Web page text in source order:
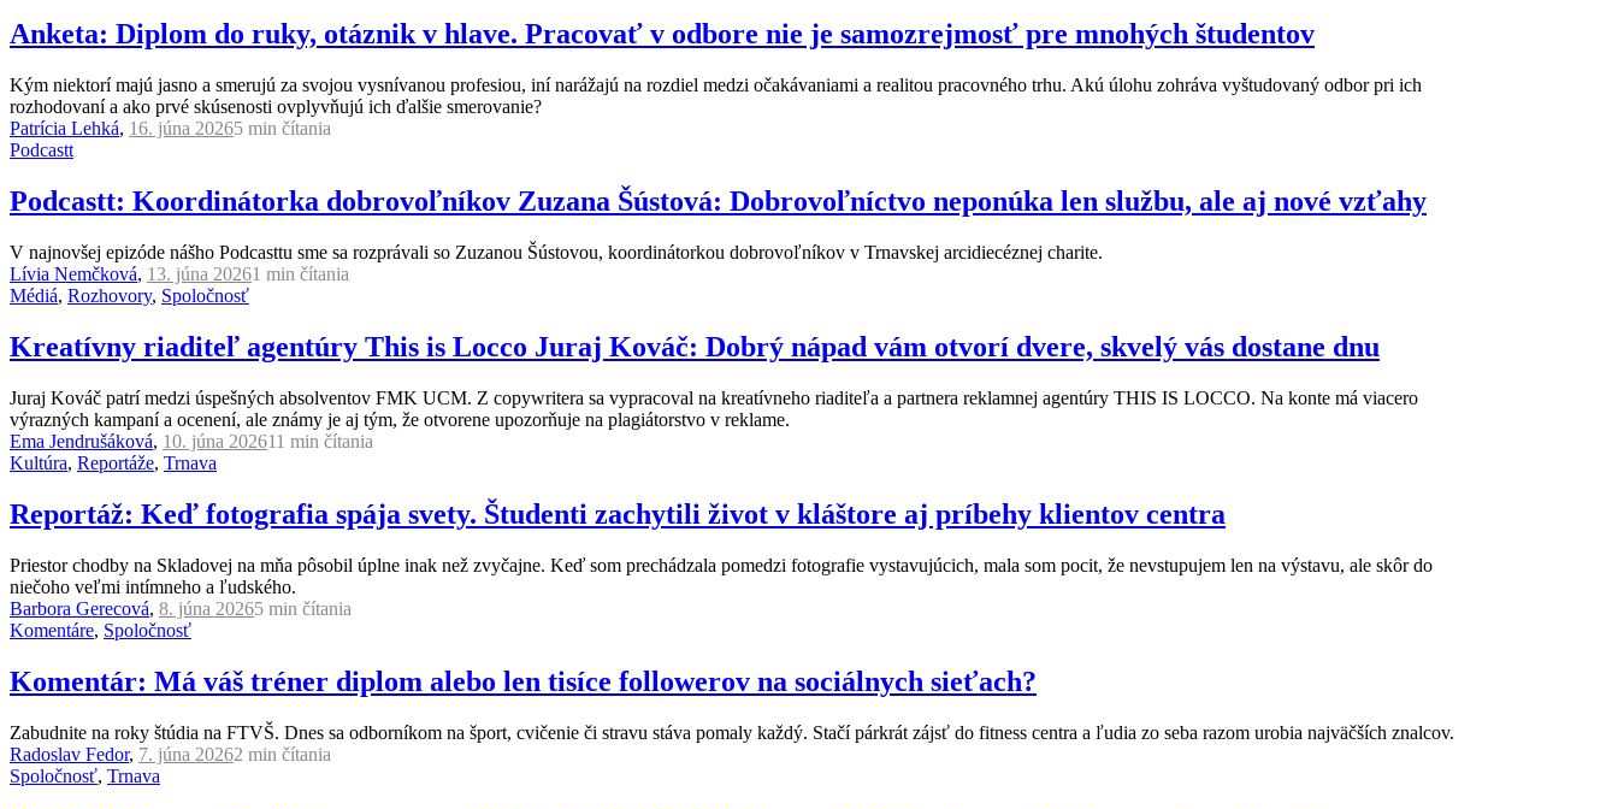
Anketa: Diplom do ruky, otáznik v hlave. Pracovať v odbore nie je samozrejmosť pre mnohých študentov
Kým niektorí majú jasno a smerujú za svojou vysnívanou profesiou, iní narážajú na rozdiel medzi očakávaniami a realitou pracovného trhu. Akú úlohu zohráva vyštudovaný odbor pri ich
rozhodovaní a ako prvé skúsenosti ovplyvňujú ich ďalšie smerovanie?
Patrícia Lehká, 16. júna 20265 min čítania
Podcastt
Podcastt: Koordinátorka dobrovoľníkov Zuzana Šústová: Dobrovoľníctvo neponúka len službu, ale aj nové vzťahy
V najnovšej epizóde nášho Podcasttu sme sa rozprávali so Zuzanou Šústovou, koordinátorkou dobrovoľníkov v Trnavskej arcidiecéznej charite.
Lívia Nemčková, 13. júna 20261 min čítania
Médiá, Rozhovory, Spoločnosť
Kreatívny riaditeľ agentúry This is Locco Juraj Kováč: Dobrý nápad vám otvorí dvere, skvelý vás dostane dnu
Juraj Kováč patrí medzi úspešných absolventov FMK UCM. Z copywritera sa vypracoval na kreatívneho riaditeľa a partnera reklamnej agentúry THIS IS LOCCO. Na konte má viacero
výrazných kampaní a ocenení, ale známy je aj tým, že otvorene upozorňuje na plagiátorstvo v reklame.
Ema Jendrušáková, 10. júna 202611 min čítania
Kultúra, Reportáže, Trnava
Reportáž: Keď fotografia spája svety. Študenti zachytili život v kláštore aj príbehy klientov centra
Priestor chodby na Skladovej na mňa pôsobil úplne inak než zvyčajne. Keď som prechádzala pomedzi fotografie vystavujúcich, mala som pocit, že nevstupujem len na výstavu, ale skôr do
niečoho veľmi intímneho a ľudského.
Barbora Gerecová, 8. júna 20265 min čítania
Komentáre, Spoločnosť
Komentár: Má váš tréner diplom alebo len tisíce followerov na sociálnych sieťach?
Zabudnite na roky štúdia na FTVŠ. Dnes sa odborníkom na šport, cvičenie či stravu stáva pomaly každý. Stačí párkrát zájsť do fitness centra a ľudia zo seba razom urobia najväčších znalcov.
Radoslav Fedor, 7. júna 20262 min čítania
Spoločnosť, Trnava